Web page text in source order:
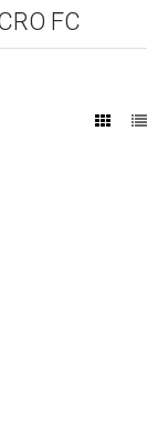
FC